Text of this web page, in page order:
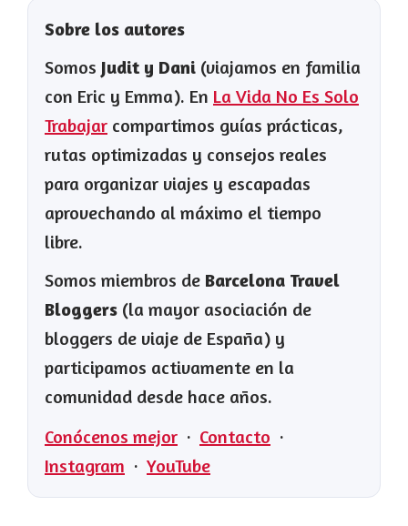
Sobre los autores
Somos Judit y Dani (viajamos en familia
con Eric y Emma). En La Vida No Es Solo
Trabajar compartimos guías prácticas,
rutas optimizadas y consejos reales
para organizar viajes y escapadas
aprovechando al máximo el tiempo
libre.
Somos miembros de Barcelona Travel
Bloggers (la mayor asociación de
bloggers de viaje de España) y
participamos activamente en la
comunidad desde hace años.
Conócenos mejor · Contacto ·
Instagram · YouTube